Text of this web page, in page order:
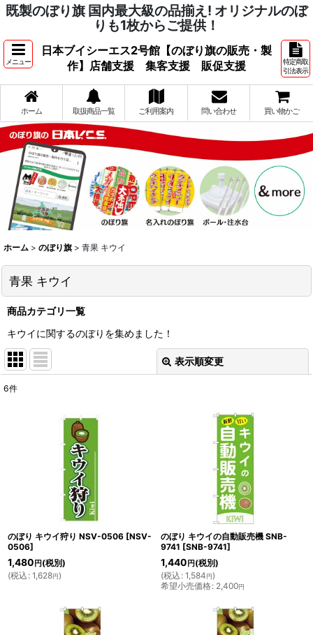
既製のぼり旗 国内最大級の品揃え! オリジナルのぼ
りも1枚からご提供！
メニュー
日本ブイシーエス2号館【のぼり旗の販売・製
作】店舗支援 集客支援 販促支援
特定商取
引法表示
ホーム 取扱商品一覧 ご利用案内 問い合わせ 買い物かご
ホーム > のぼり旗 > 青果 キウイ
青果 キウイ
商品カテゴリ一覧
キウイに関するのぼりを集めました！
表示順変更
6件
のぼり キウイ狩り NSV-0506 [NSV-
0506]
1,480 円 (税別)
(税込 : 1,628円)
のぼり キウイの自動販売機 SNB-
9741 [SNB-9741]
1,440 円 (税別)
(税込 : 1,584円)
希望小売価格: 2,400円